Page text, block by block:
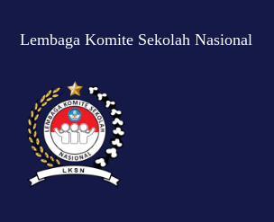
Lembaga Komite Sekolah Nasional